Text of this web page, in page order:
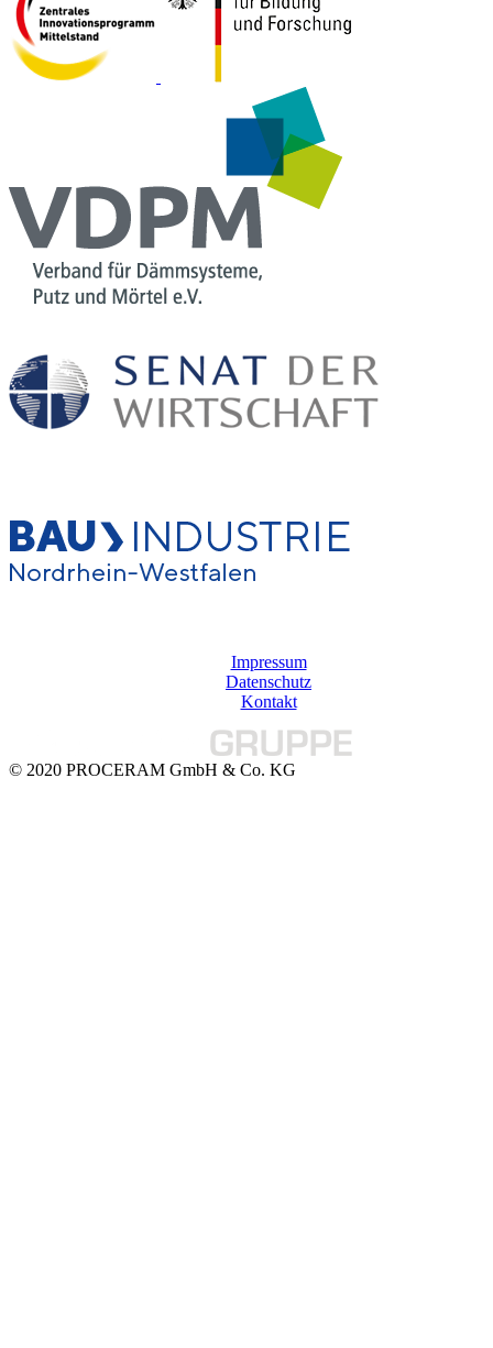
© 2020 PROCERAM GmbH & Co. KG